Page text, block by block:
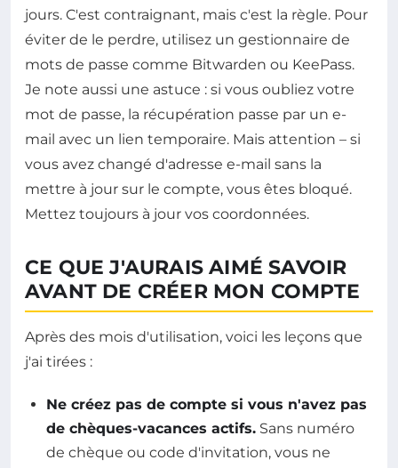
jours. C'est contraignant, mais c'est la règle. Pour
éviter de le perdre, utilisez un gestionnaire de
mots de passe comme Bitwarden ou KeePass.
Je note aussi une astuce : si vous oubliez votre
mot de passe, la récupération passe par un e-
mail avec un lien temporaire. Mais attention – si
vous avez changé d'adresse e-mail sans la
mettre à jour sur le compte, vous êtes bloqué.
Mettez toujours à jour vos coordonnées.
CE QUE J'AURAIS AIMÉ SAVOIR
AVANT DE CRÉER MON COMPTE
Après des mois d'utilisation, voici les leçons que
j'ai tirées :
Ne créez pas de compte si vous n'avez pas
de chèques-vacances actifs. Sans numéro
de chèque ou code d'invitation, vous ne